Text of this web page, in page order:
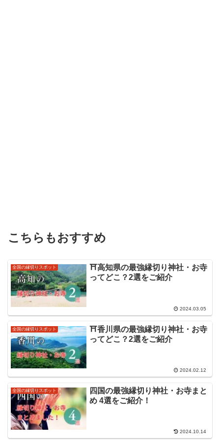
こちらもおすすめ
全国の縁切りスポット
⛩️高知県の最強縁切り神社・お寺
ってどこ？2選をご紹介
2024.03.05
全国の縁切りスポット
⛩️香川県の最強縁切り神社・お寺
ってどこ？2選をご紹介
2024.02.12
全国の縁切りスポット
四国の最強縁切り神社・お寺まと
め 4選をご紹介！
2024.10.14